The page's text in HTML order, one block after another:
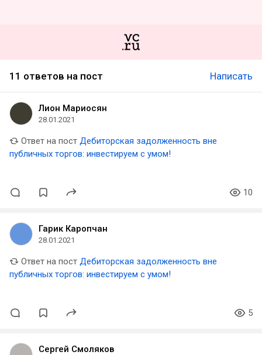
11 ответов на пост Написать
Лион Мариосян
28.01.2021
Ответ на пост Дебиторская задолженность вне
публичных торгов: инвестируем с умом!
10
Гарик Каропчан
28.01.2021
Ответ на пост Дебиторская задолженность вне
публичных торгов: инвестируем с умом!
5
Сергей Смоляков